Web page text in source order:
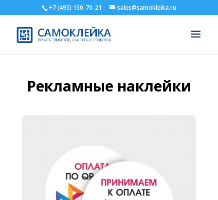
+7 (495) 150-70-21 sales@samokleika.ru
Рекламные наклейки